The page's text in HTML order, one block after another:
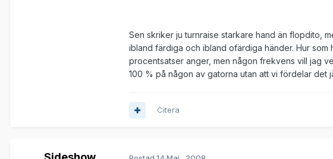
Sen skriker ju turnraise starkare hand än flopdito,
ibland färdiga och ibland ofärdiga händer. Hur
procentsatser anger, men någon frekvens vill jag
100 % på någon av gatorna utan att vi fördelar det
Citera